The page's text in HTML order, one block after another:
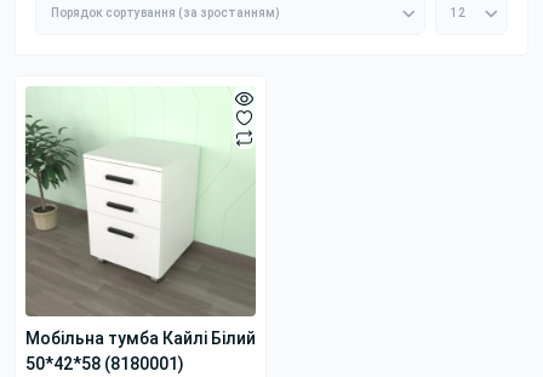
Мобільна тумба Кайлі Білий
50*42*58 (8180001)